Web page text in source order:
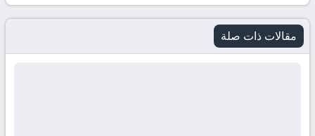
مقالات ذات صلة